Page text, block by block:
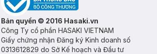
Bản quyền © 2016 Hasaki.vn
Công Ty cổ phần HASAKI VIETNAM
Giấy chứng nhận Đăng ký Kinh doanh số
0313612829 do Sở Kế hoạch và Đầu tư